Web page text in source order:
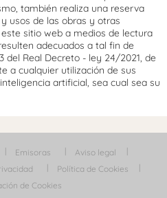
también realiza una reserva
usos de las obras y otras
sitio web a medios de lectura
adecuados a tal fin de
del Real Decreto - ley 24/2021, de
a cualquier utilización de sus
artificial, sea cual sea su
Emisoras
Aviso legal
Política de Cookies
de Cookies